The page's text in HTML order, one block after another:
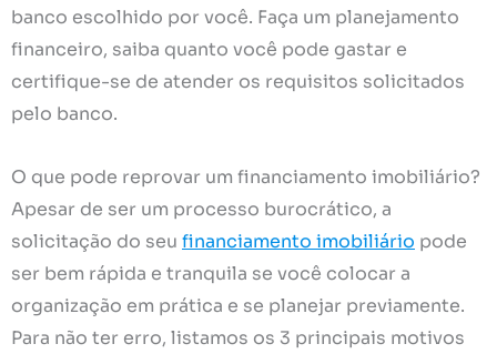
banco escolhido por você. Faça um planejamento
financeiro, saiba quanto você pode gastar e
certifique-se de atender os requisitos solicitados
pelo banco.
O que pode reprovar um financiamento imobiliário?
Apesar de ser um processo burocrático, a
solicitação do seu financiamento imobiliário pode
ser bem rápida e tranquila se você colocar a
organização em prática e se planejar previamente.
Para não ter erro, listamos os 3 principais motivos